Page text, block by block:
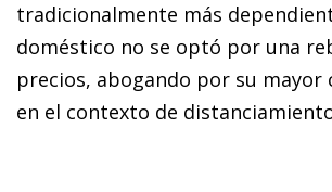
tradicionalmente más
doméstico no se optó por una
precios, abogando por su
en el contexto de